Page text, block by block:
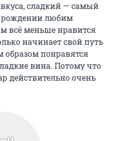
сладкий — самый
рождении любим
всё меньше нравится
начинает свой путь
образом понравятся
вина. Потому что
действительно очень